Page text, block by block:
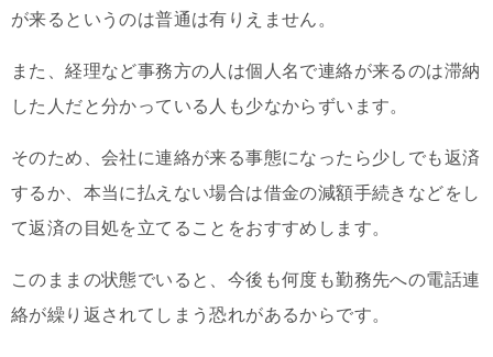
が来るというのは普通は有りえません。
また、経理など事務方の人は個人名で連絡が来るのは滞納
した人だと分かっている人も少なからずいます。
そのため、会社に連絡が来る事態になったら少しでも返済
するか、本当に払えない場合は借金の減額手続きなどをし
て返済の目処を立てることをおすすめします。
このままの状態でいると、今後も何度も勤務先への電話連
絡が繰り返されてしまう恐れがあるからです。